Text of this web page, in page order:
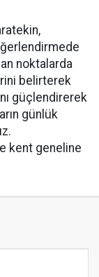
noktalarda
belirterek
güçlendirerek
günlük
kent geneline